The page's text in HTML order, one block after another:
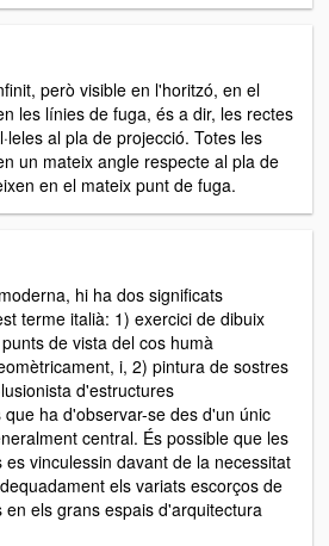
però visible en l'horitzó, en el
les línies de fuga, és a dir, les rectes
al pla de projecció. Totes les
un mateix angle respecte al pla de
en el mateix punt de fuga.
hi ha dos significats
terme italià: 1) exercici de dibuix
de vista del cos humà
i, 2) pintura de sostres
d'estructures
ha d'observar-se des d'un únic
central. És possible que les
es vinculessin davant de la necessitat
els variats escorços de
els grans espais d'arquitectura